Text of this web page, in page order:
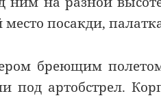
посакди,
бреющим
артобстрел.